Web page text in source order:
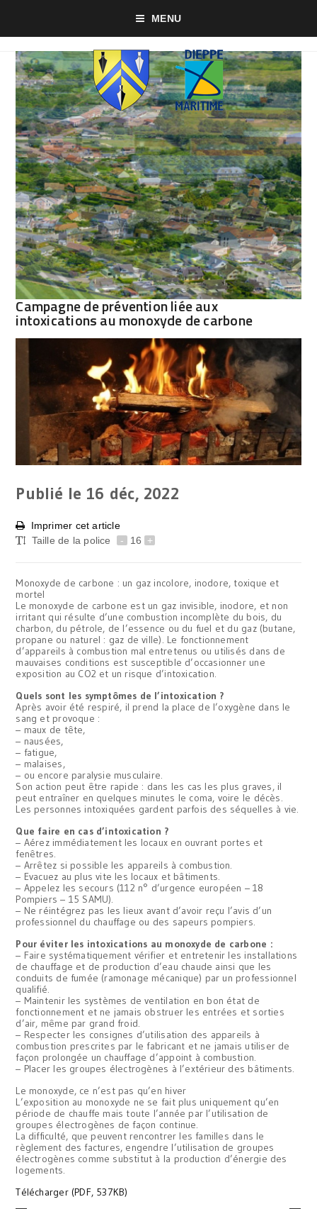
MENU
Campagne de prévention liée aux
intoxications au monoxyde de carbone
Publié le 16 déc, 2022
Imprimer cet article
Taille de la police
- 16 +
Monoxyde de carbone : un gaz incolore, inodore, toxique et
mortel
Le monoxyde de carbone est un gaz invisible, inodore, et non
irritant qui résulte d’une combustion incomplète du bois, du
charbon, du pétrole, de l’essence ou du fuel et du gaz (butane,
propane ou naturel : gaz de ville). Le fonctionnement
d’appareils à combustion mal entretenus ou utilisés dans de
mauvaises conditions est susceptible d’occasionner une
exposition au CO2 et un risque d’intoxication.
Quels sont les symptômes de l’intoxication ?
Après avoir été respiré, il prend la place de l’oxygène dans le
sang et provoque :
– maux de tête,
– nausées,
– fatigue,
– malaises,
– ou encore paralysie musculaire.
Son action peut être rapide : dans les cas les plus graves, il
peut entraîner en quelques minutes le coma, voire le décès.
Les personnes intoxiquées gardent parfois des séquelles à vie.
Que faire en cas d’intoxication ?
– Aérez immédiatement les locaux en ouvrant portes et
fenêtres.
– Arrêtez si possible les appareils à combustion.
– Evacuez au plus vite les locaux et bâtiments.
– Appelez les secours (112 n° d’urgence européen – 18
Pompiers – 15 SAMU).
– Ne réintégrez pas les lieux avant d’avoir reçu l’avis d’un
professionnel du chauffage ou des sapeurs pompiers.
Pour éviter les intoxications au monoxyde de carbone :
– Faire systématiquement vérifier et entretenir les installations
de chauffage et de production d’eau chaude ainsi que les
conduits de fumée (ramonage mécanique) par un professionnel
qualifié.
– Maintenir les systèmes de ventilation en bon état de
fonctionnement et ne jamais obstruer les entrées et sorties
d’air, même par grand froid.
– Respecter les consignes d’utilisation des appareils à
combustion prescrites par le fabricant et ne jamais utiliser de
façon prolongée un chauffage d’appoint à combustion.
– Placer les groupes électrogènes à l’extérieur des bâtiments.
Le monoxyde, ce n’est pas qu’en hiver
L’exposition au monoxyde ne se fait plus uniquement qu’en
période de chauffe mais toute l’année par l’utilisation de
groupes électrogènes de façon continue.
La difficulté, que peuvent rencontrer les familles dans le
règlement des factures, engendre l’utilisation de groupes
électrogènes comme substitut à la production d’énergie des
logements.
Télécharger (PDF, 537KB)